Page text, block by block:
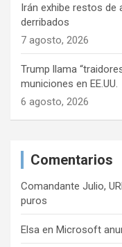
Irán exhibe restos de
derribados
7 agosto, 2026
Trump llama
municiones en EE.UU.
6 agosto, 2026
Comentarios
Comandante Julio,
puros
Elsa en Microsoft